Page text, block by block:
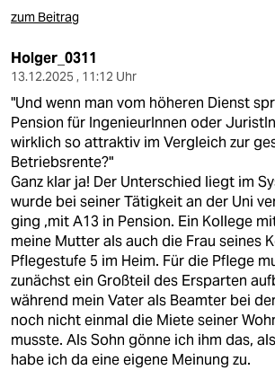
zum Beitrag
Holger_0311
13.12.2025 , 11:12 Uhr
"Und wenn man vom höheren Dienst
Pension für IngenieurInnen oder
wirklich so attraktiv im Vergleich zur
Betriebsrente?"
Ganz klar ja! Der Unterschied liegt im
wurde bei seiner Tätigkeit an der Uni
ging ,mit A13 in Pension. Ein Kollege
meine Mutter als auch die Frau seines
Pflegestufe 5 im Heim. Für die Pflege
zunächst ein Großteil des Ersparten
während mein Vater als Beamter bei
noch nicht einmal die Miete seiner
musste. Als Sohn gönne ich ihm das,
habe ich da eine eigene Meinung zu.